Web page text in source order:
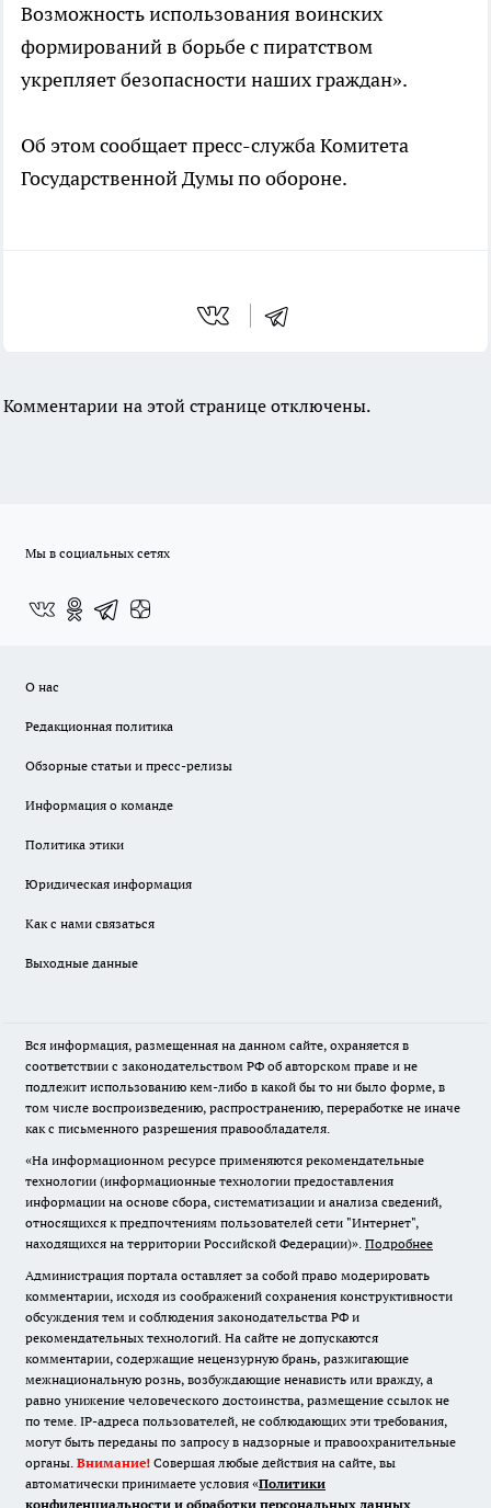
Возможность использования воинских
формирований в борьбе с пиратством
укрепляет безопасности наших граждан».
Об этом сообщает пресс-служба Комитета
Государственной Думы по обороне.
Комментарии на этой странице отключены.
Мы в социальных сетях
О нас
Редакционная политика
Обзорные статьи и пресс-релизы
Информация о команде
Политика этики
Юридическая информация
Как с нами связаться
Выходные данные
Вся информация, размещенная на данном сайте, охраняется в
соответствии с законодательством РФ об авторском праве и не
подлежит использованию кем-либо в какой бы то ни было форме, в
том числе воспроизведению, распространению, переработке не иначе
как с письменного разрешения правообладателя.
«На информационном ресурсе применяются рекомендательные
технологии (информационные технологии предоставления
информации на основе сбора, систематизации и анализа сведений,
относящихся к предпочтениям пользователей сети "Интернет",
находящихся на территории Российской Федерации)». Подробнее
Администрация портала оставляет за собой право модерировать
комментарии, исходя из соображений сохранения конструктивности
обсуждения тем и соблюдения законодательства РФ и
рекомендательных технологий. На сайте не допускаются
комментарии, содержащие нецензурную брань, разжигающие
межнациональную рознь, возбуждающие ненависть или вражду, а
равно унижение человеческого достоинства, размещение ссылок не
по теме. IP-адреса пользователей, не соблюдающих эти требования,
могут быть переданы по запросу в надзорные и правоохранительные
органы. Внимание! Совершая любые действия на сайте, вы
автоматически принимаете условия «Политики
конфиденциальности и обработки персональных данных